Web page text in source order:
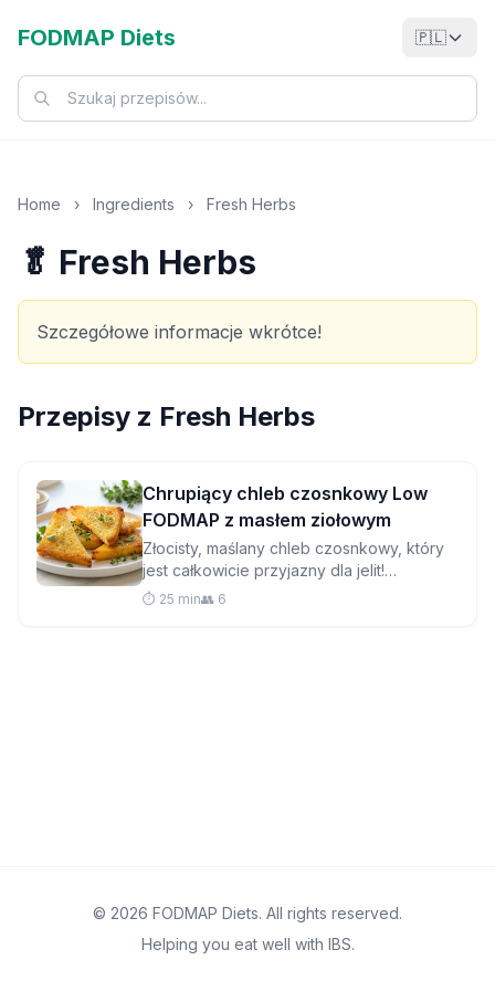
FODMAP Diets 🇵🇱
Home › Ingredients › Fresh Herbs
🥬 Fresh Herbs
Szczegółowe informacje wkrótce!
Przepisy z Fresh Herbs
Chrupiący chleb czosnkowy Low
FODMAP z masłem ziołowym
Złocisty, maślany chleb czosnkowy, który
jest całkowicie przyjazny dla jelit!
Chrupiące brzegi, miękkie wnętrze i pełen
⏱️ 25 min👥 6
© 2026 FODMAP Diets. All rights reserved.
Helping you eat well with IBS.